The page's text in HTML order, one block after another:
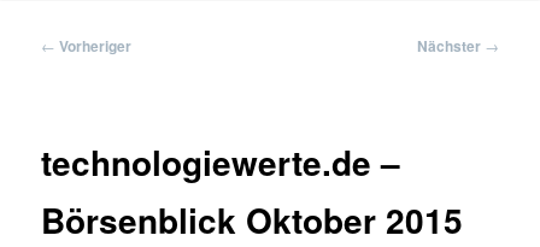
Beitragsnavigation
← Vorheriger Nächster →
technologiewerte.de –
Börsenblick Oktober 2015